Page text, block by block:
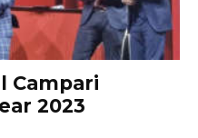
Campari
2023